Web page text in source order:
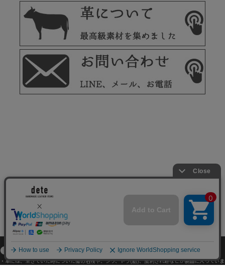
●革製品について
・革には、生きていた時についた傷の名残や、シワ、トラ(筋)、虫刺され跡などが製品に入っていま